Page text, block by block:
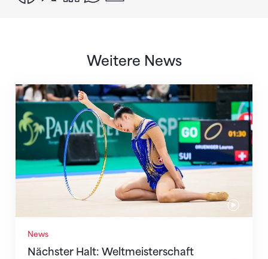
Weitere News
News
Nächster Halt: Weltmeisterschaft
Nächster Halt: Weltmeisterschaft